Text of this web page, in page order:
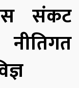
संकट